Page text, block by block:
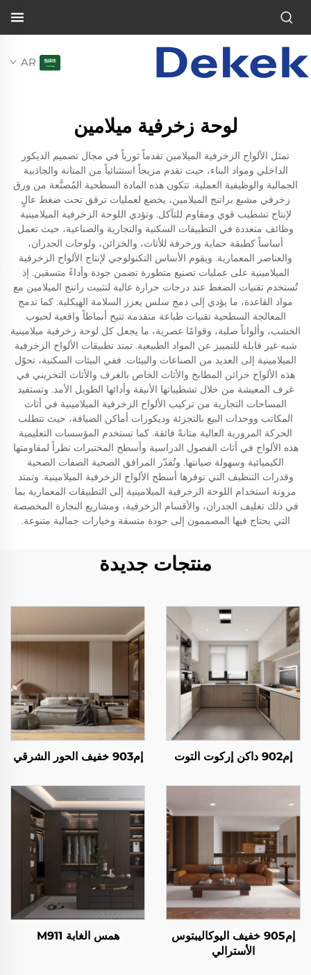
AR
لوحة زخرفية ميلامين
تمثل الألواح الزخرفية الميلامين تقدماً ثورياً في مجال تصميم الديكور
الداخلي ومواد البناء، حيث تقدم مزيجاً استثنائياً من المتانة والجاذبية
الجمالية والوظيفية العملية. تتكون هذه المادة السطحية المُصنَّعة من ورق
زخرفي مشبع براتنج الميلامين، يخضع لعمليات ترقق تحت ضغط عالٍ
لإنتاج تشطيب قوي ومقاوم للتآكل. وتؤدي اللوحة الزخرفية الميلامينية
وظائف متعددة في التطبيقات السكنية والتجارية والصناعية، حيث تعمل
أساساً كطبقة حماية وزخرفة للأثاث، والخزائن، ولوحات الجدران،
والعناصر المعمارية. ويقوم الأساس التكنولوجي لإنتاج الألواح الزخرفية
الميلامينية على عمليات تصنيع متطورة تضمن جودة وأداءً متسقين. إذ
تُستخدم تقنيات الضغط عند درجات حرارة عالية لتثبيت راتنج الميلامين مع
مواد القاعدة، ما يؤدي إلى دمج سلس يعزز السلامة الهيكلية. كما تدمج
المعالجة السطحية تقنيات طباعة متقدمة تتيح أنماطاً واقعية لحبوب
الخشب، وألواناً صلبة، وقوامًا عصرية، ما يجعل كل لوحة زخرفية ميلامينية
شبه غير قابلة للتمييز عن المواد الطبيعية. تمتد تطبيقات الألواح الزخرفية
الميلامينية إلى العديد من الصناعات والبيئات. ففي البيئات السكنية، تحوّل
هذه الألواح خزائن المطابخ والأثاث الخاص بالغرف والأثاث التخزيني في
غرف المعيشة من خلال تشطيباتها الأنيقة وأدائها الطويل الأمد. وتستفيد
المساحات التجارية من تركيب الألواح الزخرفية الميلامينية في أثاث
المكاتب ووحدات البيع بالتجزئة وديكورات أماكن الضيافة، حيث تتطلب
الحركة المرورية العالية متانةً فائقة. كما تستخدم المؤسسات التعليمية
هذه الألواح في أثاث الفصول الدراسية وأسطح المختبرات نظراً لمقاومتها
الكيميائية وسهولة صيانتها. وتُقدّر المرافق الصحية الصفات الصحية
وقدرات التنظيف التي توفرها أسطح الألواح الزخرفية الميلامينية. وتمتد
مرونة استخدام اللوحة الزخرفية الميلامينية إلى التطبيقات المعمارية بما
في ذلك تغليف الجدران، والأقسام الزخرفية، ومشاريع النجارة المخصصة
التي يحتاج فيها المصممون إلى جودة متسقة وخيارات جمالية متنوعة.
منتجات جديدة
إم902 داكن إركوت التوت إم903 خفيف الحور الشرقي
إم905 خفيف اليوكاليبتوس
الأسترالي
همس الغابة M911